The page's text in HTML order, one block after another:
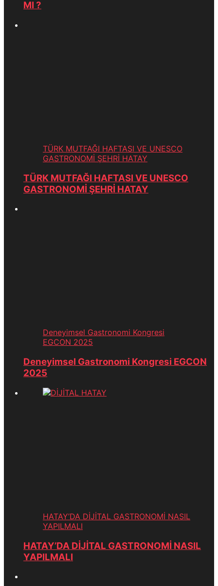
MI ?
TÜRK MUTFAĞI HAFTASI VE UNESCO
GASTRONOMİ ŞEHRİ HATAY
TÜRK MUTFAĞI HAFTASI VE UNESCO
GASTRONOMİ ŞEHRİ HATAY
Deneyimsel Gastronomi Kongresi
EGCON 2025
Deneyimsel Gastronomi Kongresi EGCON
2025
HATAY’DA DİJİTAL GASTRONOMİ NASIL
YAPILMALI
HATAY’DA DİJİTAL GASTRONOMİ NASIL
YAPILMALI